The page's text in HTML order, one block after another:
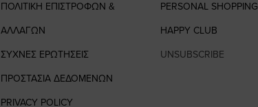
ΠΟΛΙΤΙΚΗ ΕΠΙΣΤΡΟΦΩΝ &
ΑΛΛΑΓΩΝ
ΣΥΧΝΕΣ ΕΡΩΤΗΣΕΙΣ
ΠΡΟΣΤΑΣΙΑ ΔΕΔΟΜΕΝΩΝ
PRIVACY POLICY
PERSONAL SHOPPING
HAPPY CLUB
UNSUBSCRIBE